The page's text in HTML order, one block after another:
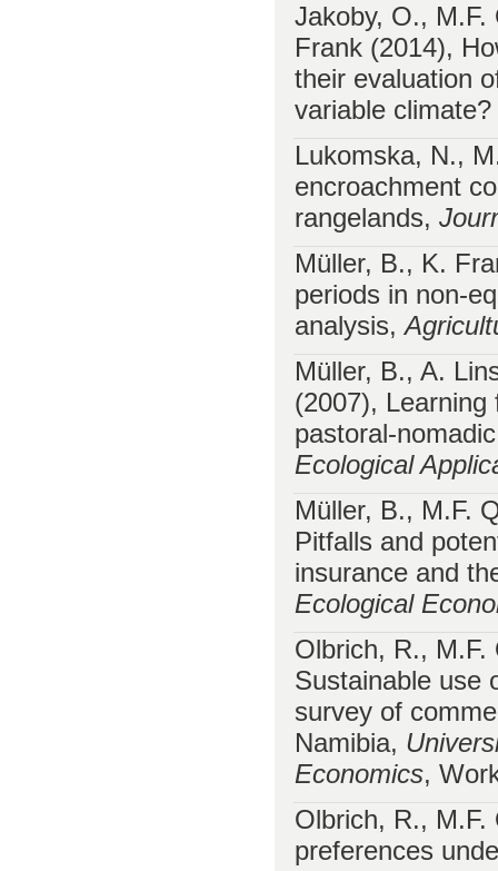
Jakoby, O.,
Frank (2014),
their evaluation
variable climate?
Lukomska, N.,
encroachment
rangelands,
Müller, B., K.
periods in non-
analysis,
Müller, B., A.
(2007), Learning
pastoral-
Ecological
Müller, B., M.F.
Pitfalls and
insurance and
Ecological
Olbrich, R., M.F.
Sustainable use
survey of
Namibia,
Economics,
Olbrich, R., M.F.
preferences